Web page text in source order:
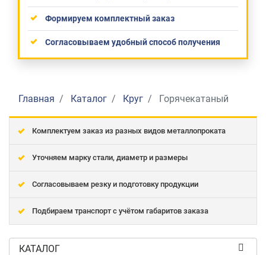
Формируем комплектный заказ
Согласовываем удобный способ получения
Главная Каталог Круг Горячекатаный
Комплектуем заказ из разных видов металлопроката
Уточняем марку стали, диаметр и размеры
Согласовываем резку и подготовку продукции
Подбираем транспорт с учётом габаритов заказа
КАТАЛОГ